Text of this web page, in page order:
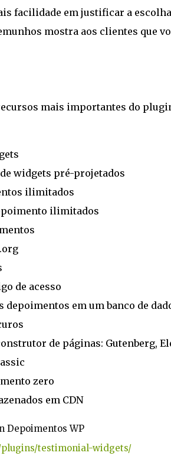
facilidade em justificar a
mostra aos clientes que
mais importantes do
widgets pré-projetados
ilimitados
ilimitados
de acesso
depoimentos em um banco de
de páginas: Gutenberg,
zero
em CDN
LINK para baixar o plugin Depoimentos WP
testimonial-widgets/